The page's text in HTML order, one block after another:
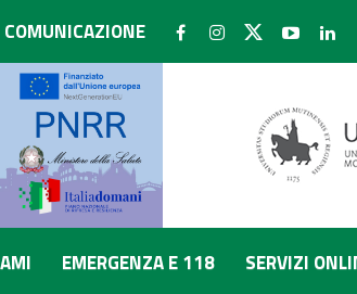
COMUNICAZIONE
EMERGENZA E 118 SERVIZI